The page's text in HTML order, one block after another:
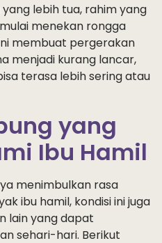
lebih tua, rahim yang
menekan rongga
membuat pergerakan
menjadi kurang lancar,
terasa lebih sering atau
yang
Ibu Hamil
menimbulkan rasa
ibu hamil, kondisi ini juga
lain yang dapat
sehari-hari. Berikut